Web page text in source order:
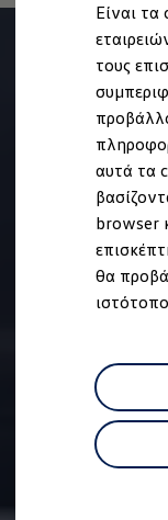
Είναι
τους
αυτά τα
browser
θα
We
XTL
Αστυπάλαια:
Volkswagen
Bulli
VW Bus